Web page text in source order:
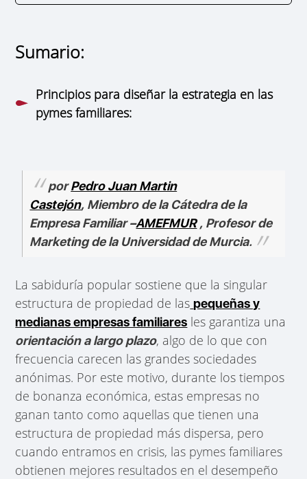
Sumario:
Principios para diseñar la estrategia en las
pymes familiares:
porPedro Juan Martin
Castejón, Miembro de la Cátedra de la
Empresa Familiar –AMEFMUR, Profesor de
Marketing de la Universidad de Murcia.
La sabiduría popular sostiene que la singular
estructura de propiedad de las pequeñas y
medianas empresas familiares les garantiza una
orientación a largo plazo, algo de lo que con
frecuencia carecen las grandes sociedades
anónimas. Por este motivo, durante los tiempos
de bonanza económica, estas empresas no
ganan tanto como aquellas que tienen una
estructura de propiedad más dispersa, pero
cuando entramos en crisis, las pymes familiares
obtienen mejores resultados en el desempeño